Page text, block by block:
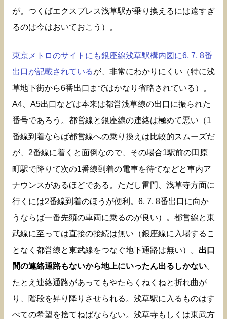
が。つくばエクスプレス浅草駅が乗り換えるには遠すぎ
るのは今はおいておこう）。
東京メトロのサイトにも銀座線浅草駅構内図に6, 7, 8番
出口が記載されているが、非常にわかりにくい（特に浅
草地下街から6番出口まではかなり省略されている）。
A4、A5出口などは本来は都営浅草線の出口に振られた
番号であろう。都営線と銀座線の連絡は極めて悪い（1
番線到着ならば都営線への乗り換えは比較的スムーズだ
が、2番線に着くと面倒なので、その場合1駅前の田原
町駅で降りて次の1番線到着の電車を待てなどと車内ア
ナウンスがあるほどである。ただし雷門、浅草寺方面に
行くには2番線到着のほうが便利。6, 7, 8番出口に向か
うならば一番先頭の車両に乗るのが良い）。都営線と東
武線に至っては直接の接続は無い（銀座線に入場するこ
となく都営線と東武線をつなぐ地下通路は無い）。 出口
間の連絡通路もないから地上にいったん出るしかない。
たとえ連絡通路があってもやたらくねくねと折れ曲が
り、階段を昇り降りさせられる。浅草駅に入るものはす
べての希望を捨てねばならない。浅草寺もしくは東武方